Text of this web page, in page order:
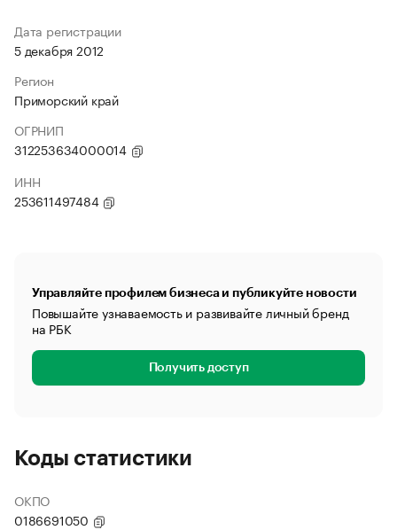
Дата регистрации
5 декабря 2012
Регион
Приморский край
ОГРНИП
312253634000014
ИНН
253611497484
Управляйте профилем бизнеса и публикуйте новости
Повышайте узнаваемость и развивайте личный бренд
на РБК
Получить доступ
Коды статистики
ОКПО
0186691050